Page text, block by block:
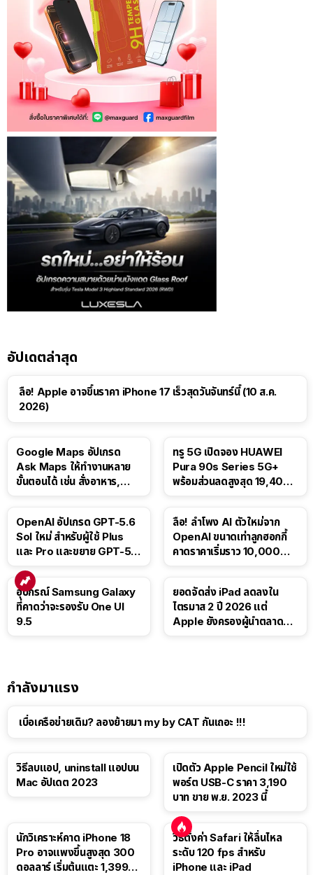
อัปเดตล่าสุด
ลือ! Apple อาจขึ้นราคา iPhone 17 เร็วสุดวันจันทร์นี้ (10 ส.ค.
2026)
Google Maps อัปเกรด
Ask Maps ให้ทำงานหลาย
ขั้นตอนได้ เช่น สั่งอาหาร,
ทรู 5G เปิดจอง HUAWEI
Pura 90s Series 5G+
พร้อมส่วนลดสูงสุด 19,400
OpenAI อัปเกรด GPT-5.6
Sol ใหม่ สำหรับผู้ใช้ Plus
และ Pro และขยาย GPT-5.6
ลือ! ลำโพง AI ตัวใหม่จาก
OpenAI ขนาดเท่าลูกฮอกกี้
คาดราคาเริ่มราว 10,000
อุปกรณ์ Samsung Galaxy
ที่คาดว่าจะรองรับ One UI
9.5
ยอดจัดส่ง iPad ลดลงใน
ไตรมาส 2 ปี 2026 แต่
Apple ยังครองผู้นำตลาด
กำลังมาแรง
เบื่อเครือข่ายเดิม? ลองย้ายมา my by CAT กันเถอะ !!!
วิธีลบแอป, uninstall แอปบน
Mac อัปเดต 2023
เปิดตัว Apple Pencil ใหม่ใช้
พอร์ต USB-C ราคา 3,190
บาท ขาย พ.ย. 2023 นี้
นักวิเคราะห์คาด iPhone 18
Pro อาจแพงขึ้นสูงสุด 300
ดอลลาร์ เริ่มต้นแตะ 1,399
วิธีตั้งค่า Safari ให้ลื่นไหล
ระดับ 120 fps สำหรับ
iPhone และ iPad